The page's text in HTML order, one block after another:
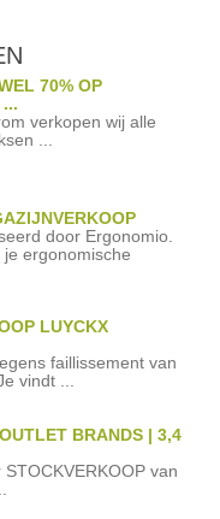
70% OP
...
verkopen wij alle
...
door Ergonomio.
ergonomische
LUYCKX
faillissement van
vindt ...
BRANDS | 3,4
van